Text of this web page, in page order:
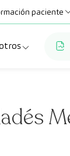
paciente
CreuBlanca
Trabaja con